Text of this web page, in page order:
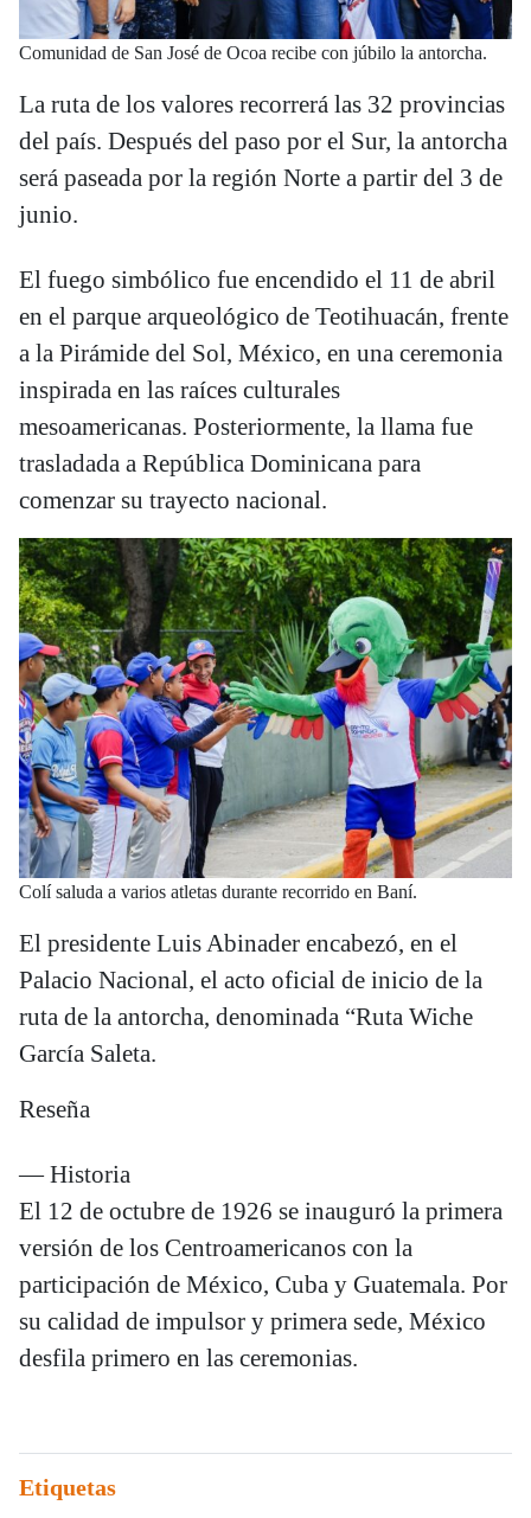
Comunidad de San José de Ocoa recibe con júbilo la antorcha.
La ruta de los valores recorrerá las 32 provincias
del país. Después del paso por el Sur, la antorcha
será paseada por la región Norte a partir del 3 de
junio.
El fuego simbólico fue encendido el 11 de abril
en el parque arqueológico de Teotihuacán, frente
a la Pirámide del Sol, México, en una ceremonia
inspirada en las raíces culturales
mesoamericanas. Posteriormente, la llama fue
trasladada a República Dominicana para
comenzar su trayecto nacional.
Colí saluda a varios atletas durante recorrido en Baní.
El presidente Luis Abinader encabezó, en el
Palacio Nacional, el acto oficial de inicio de la
ruta de la antorcha, denominada “Ruta Wiche
García Saleta.
Reseña
— Historia
El 12 de octubre de 1926 se inauguró la primera
versión de los Centroamericanos con la
participación de México, Cuba y Guatemala. Por
su calidad de impulsor y primera sede, México
desfila primero en las ceremonias.
Etiquetas